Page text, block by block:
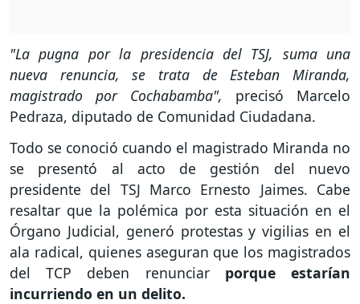
"La pugna por la presidencia del TSJ, suma una
nueva renuncia, se trata de Esteban Miranda,
magistrado por Cochabamba", precisó Marcelo
Pedraza, diputado de Comunidad Ciudadana.
Todo se conoció cuando el magistrado Miranda no
se presentó al acto de gestión del nuevo
presidente del TSJ Marco Ernesto Jaimes. Cabe
resaltar que la polémica por esta situación en el
Órgano Judicial, generó protestas y vigilias en el
ala radical, quienes aseguran que los magistrados
del TCP deben renunciar porque estarían
incurriendo en un delito.